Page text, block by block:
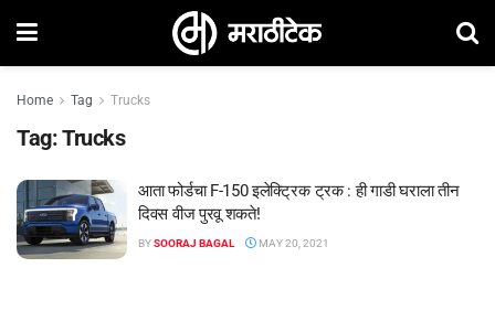
Home Tag Trucks
Tag:Trucks
आता फोर्डचा F-150 इलेक्ट्रिक ट्रक : ही गाडी घराला तीन
दिवस वीज पुरवू शकते!
BYSOORAJ BAGAL MAY 20, 2021